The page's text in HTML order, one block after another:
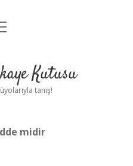
Kutusu
tanış!
midir